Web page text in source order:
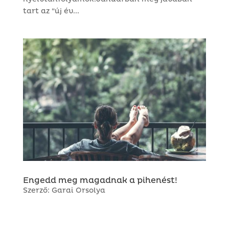
tart az “új év...
Engedd meg magadnak a pihenést!
Szerző: Garai Orsolya